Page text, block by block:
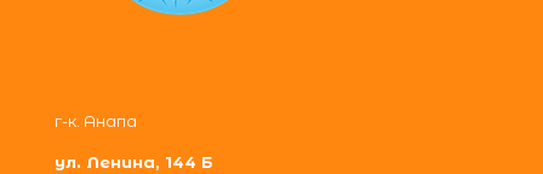
г-к. Анапа
ул. Ленина, 144 Б